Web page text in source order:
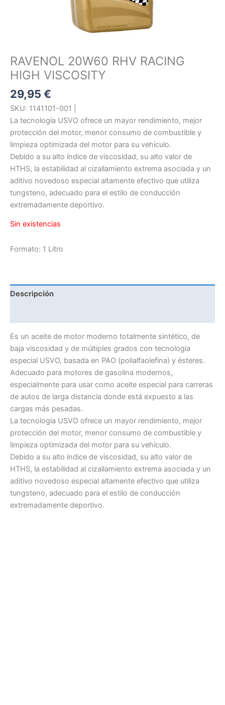
RAVENOL 20W60 RHV RACING
HIGH VISCOSITY
29,95 €
SKU: 1141101-001 |
La tecnología USVO ofrece un mayor rendimiento, mejor
protección del motor, menor consumo de combustible y
limpieza optimizada del motor para su vehículo.
Debido a su alto índice de viscosidad, su alto valor de
HTHS, la estabilidad al cizallamiento extrema asociada y un
aditivo novedoso especial altamente efectivo que utiliza
tungsteno, adecuado para el estilo de conducción
extremadamente deportivo.
Sin existencias
Formato: 1 Litro
Descripción
Es un aceite de motor moderno totalmente sintético, de
baja viscosidad y de múltiples grados con tecnología
especial USVO, basada en PAO (polialfaolefina) y ésteres.
Adecuado para motores de gasolina modernos,
especialmente para usar como aceite especial para carreras
de autos de larga distancia donde está expuesto a las
cargas más pesadas.
La tecnología USVO ofrece un mayor rendimiento, mejor
protección del motor, menor consumo de combustible y
limpieza optimizada del motor para su vehículo.
Debido a su alto índice de viscosidad, su alto valor de
HTHS, la estabilidad al cizallamiento extrema asociada y un
aditivo novedoso especial altamente efectivo que utiliza
tungsteno, adecuado para el estilo de conducción
extremadamente deportivo.